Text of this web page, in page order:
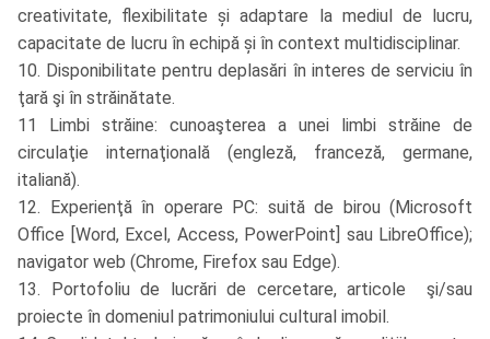
creativitate, flexibilitate și adaptare la mediul de lucru,
capacitate de lucru în echipă și în context multidisciplinar.
10. Disponibilitate pentru deplasări în interes de serviciu în
ţară şi în străinătate.
11 Limbi străine: cunoaşterea a unei limbi străine de
circulaţie internaţională (engleză, franceză, germane,
italiană).
12. Experienţă în operare PC: suită de birou (Microsoft
Office [Word, Excel, Access, PowerPoint] sau LibreOffice);
navigator web (Chrome, Firefox sau Edge).
13. Portofoliu de lucrări de cercetare, articole şi/sau
proiecte în domeniul patrimoniului cultural imobil.